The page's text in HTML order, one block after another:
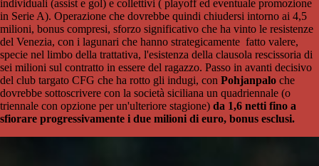
individuali (assist e gol) e collettivi ( playoff ed eventuale promozione
in Serie A). Operazione che dovrebbe quindi chiudersi intorno ai 4,5
milioni, bonus compresi, sforzo significativo che ha vinto le resistenze
del Venezia, con i lagunari che hanno strategicamente fatto valere,
specie nel limbo della trattativa, l'esistenza della clausola rescissoria di
sei milioni sul contratto in essere del ragazzo. Passo in avanti decisivo
del club targato CFG che ha rotto gli indugi, con Pohjanpalo che
dovrebbe sottoscrivere con la società siciliana un quadriennale (o
triennale con opzione per un'ulteriore stagione) da 1,6 netti fino a
sfiorare progressivamente i due milioni di euro, bonus esclusi.